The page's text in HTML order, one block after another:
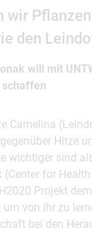
wir
den
will mit
Camelina
Hitze
wichtiger sind
for
Projekt
um von ihr zu
bei den